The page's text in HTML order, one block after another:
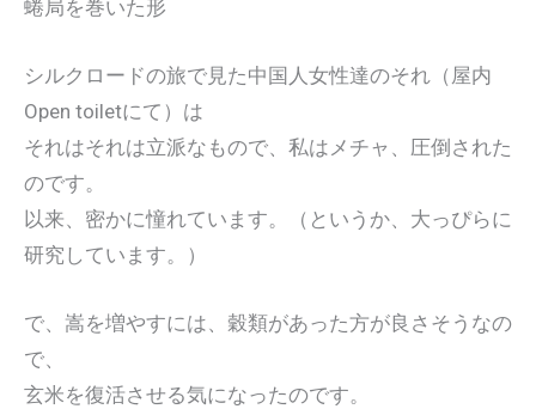
蜷局を巻いた形
シルクロードの旅で見た中国人女性達のそれ（屋内
Open toiletにて）は
それはそれは立派なもので、私はメチャ、圧倒された
のです。
以来、密かに憧れています。（というか、大っぴらに
研究しています。）
で、嵩を増やすには、穀類があった方が良さそうなの
で、
玄米を復活させる気になったのです。